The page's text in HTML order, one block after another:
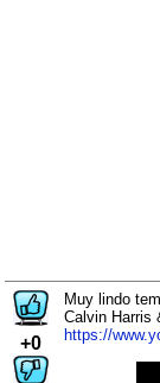
+0
Muy lindo
Calvin Harris
https://